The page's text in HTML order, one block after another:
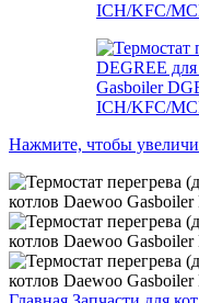
Нажмите, чтобы